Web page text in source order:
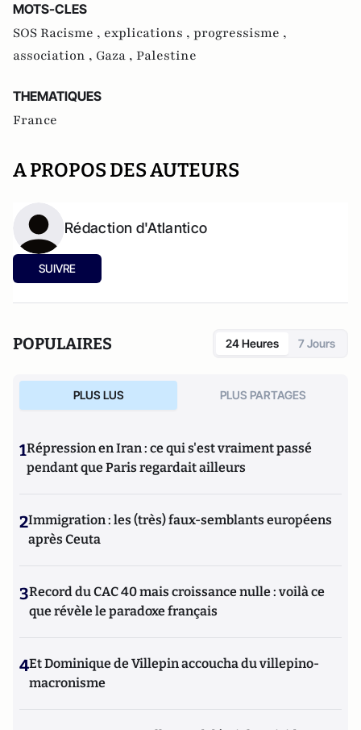
MOTS-CLES
SOS Racisme , explications , progressisme ,
association , Gaza , Palestine
THEMATIQUES
France
A PROPOS DES AUTEURS
Rédaction d'Atlantico
SUIVRE
POPULAIRES 24 Heures 7 Jours
PLUS LUS PLUS PARTAGES
1Répression en Iran : ce qui s'est vraiment passé
pendant que Paris regardait ailleurs
2Immigration : les (très) faux-semblants européens
après Ceuta
3Record du CAC 40 mais croissance nulle : voilà ce
que révèle le paradoxe français
4Et Dominique de Villepin accoucha du villepino-
macronisme